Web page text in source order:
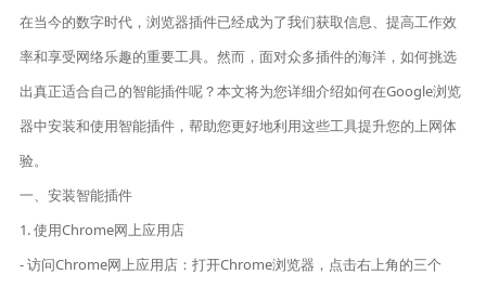
在当今的数字时代，浏览器插件已经成为了我们获取信息、提高工作效
率和享受网络乐趣的重要工具。然而，面对众多插件的海洋，如何挑选
出真正适合自己的智能插件呢？本文将为您详细介绍如何在Google浏览
器中安装和使用智能插件，帮助您更好地利用这些工具提升您的上网体
验。
一、安装智能插件
1. 使用Chrome网上应用店
- 访问Chrome网上应用店：打开Chrome浏览器，点击右上角的三个